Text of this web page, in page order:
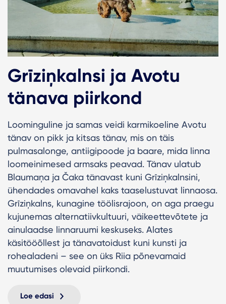
Grīziņkalnsi ja Avotu
tänava piirkond
Loominguline ja samas veidi karmikoeline Avotu
tänav on pikk ja kitsas tänav, mis on täis
pulmasalonge, antiigipoode ja baare, mida linna
loomeinimesed armsaks peavad. Tänav ulatub
Blaumaņa ja Čaka tänavast kuni Grīziņkalnsini,
ühendades omavahel kaks taaselustuvat linnaosa.
Grīziņkalns, kunagine töölisrajoon, on aga praegu
kujunemas alternatiivkultuuri, väikeettevõtete ja
ainulaadse linnaruumi keskuseks. Alates
käsitööõllest ja tänavatoidust kuni kunsti ja
rohealadeni – see on üks Riia põnevamaid
muutumises olevaid piirkondi.
Loe edasi